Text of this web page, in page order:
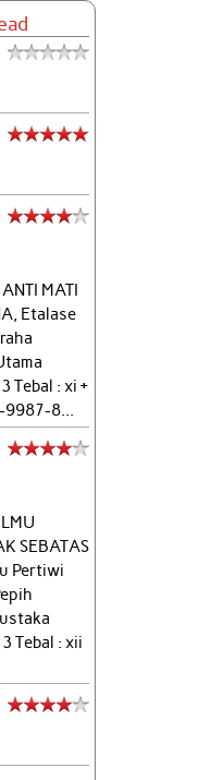
MATI
Etalase
Tebal : xi +
9987-8...
SEBATAS
Pertiwi
Tebal : xii